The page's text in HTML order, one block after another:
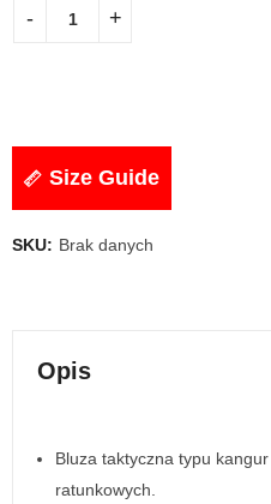
Size Guide
SKU: Brak danych
Opis
Bluza taktyczna typu
ratunkowych.